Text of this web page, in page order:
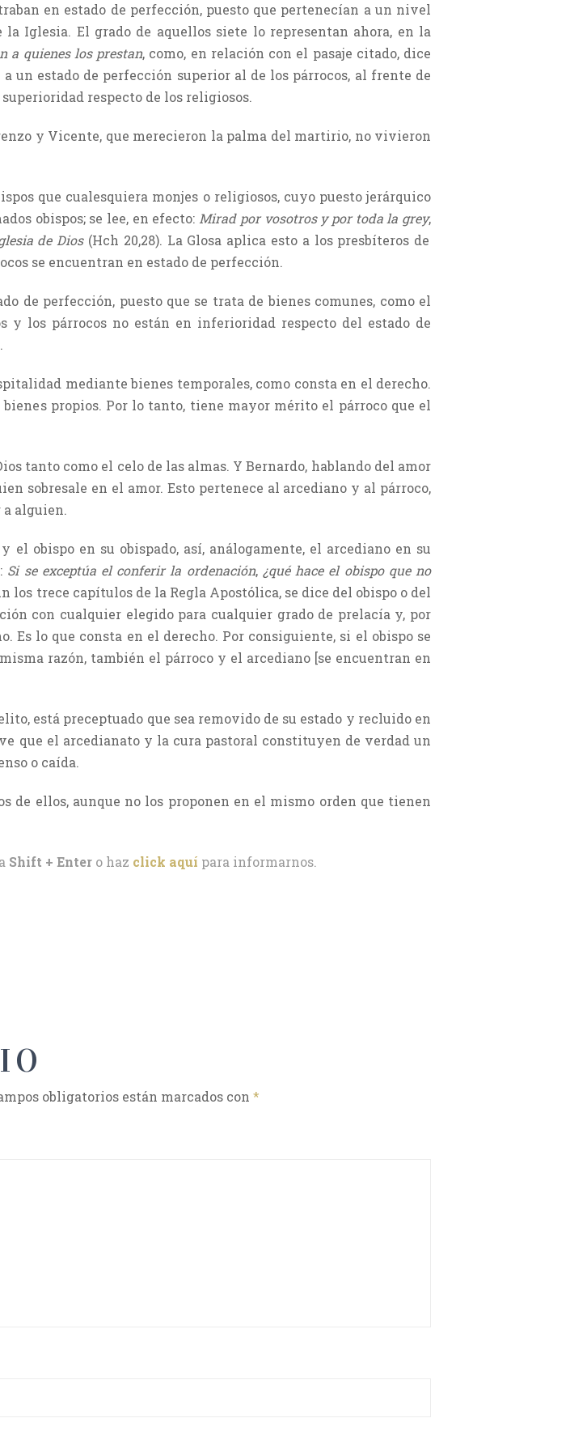
en estado de perfección, puesto que pertenecían a un nivel
Iglesia. El grado de aquellos siete lo representan ahora, en la
a quienes los prestan, como, en relación con el pasaje citado, dice
un estado de perfección superior al de los párrocos, al frente de
respecto de los religiosos.
y Vicente, que merecieron la palma del martirio, no vivieron
que cualesquiera monjes o religiosos, cuyo puesto jerárquico
obispos; se lee, en efecto: Mirad por vosotros y por toda la grey,
de Dios (Hch 20,28). La Glosa aplica esto a los presbíteros de
se encuentran en estado de perfección.
de perfección, puesto que se trata de bienes comunes, como el
y los párrocos no están en inferioridad respecto del estado de
mediante bienes temporales, como consta en el derecho.
propios. Por lo tanto, tiene mayor mérito el párroco que el
tanto como el celo de las almas. Y Bernardo, hablando del amor
sobresale en el amor. Esto pertenece al arcediano y al párroco,
alguien.
obispo en su obispado, así, análogamente, el arcediano en su
Si se exceptúa el conferir la ordenación,¿qué hace el obispo que no
los trece capítulos de la Regla Apostólica, se dice del obispo o del
con cualquier elegido para cualquier grado de prelacía y, por
lo que consta en el derecho. Por consiguiente, si el obispo se
razón, también el párroco y el arcediano [se encuentran en
está preceptuado que sea removido de su estado y recluido en
que el arcedianato y la cura pastoral constituyen de verdad un
o caída.
de ellos, aunque no los proponen en el mismo orden que tienen
Shift + Enter o haz click aquí para informarnos.
obligatorios están marcados con *